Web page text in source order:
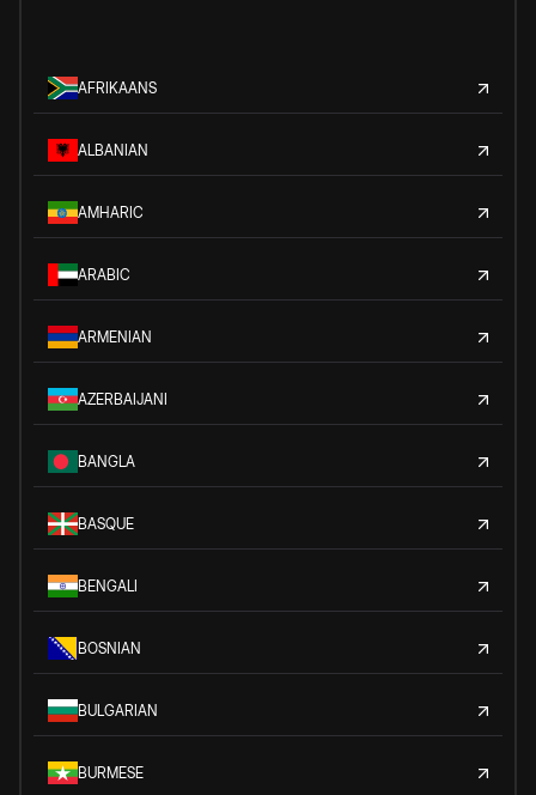
AFRIKAANS
ALBANIAN
AMHARIC
ARABIC
ARMENIAN
AZERBAIJANI
BANGLA
BASQUE
BENGALI
BOSNIAN
BULGARIAN
BURMESE